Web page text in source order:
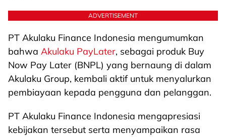
ADVERTISEMENT
PT Akulaku Finance Indonesia mengumumkan
bahwa Akulaku PayLater, sebagai produk Buy
Now Pay Later (BNPL) yang bernaung di dalam
Akulaku Group, kembali aktif untuk menyalurkan
pembiayaan kepada pengguna dan pelanggan.
PT Akulaku Finance Indonesia mengapresiasi
kebijakan tersebut serta menyampaikan rasa